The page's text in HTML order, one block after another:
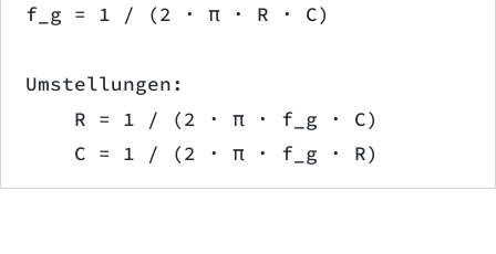
f_g = 1 / (2 · π · R · C)
Umstellungen:
    R = 1 / (2 · π · f_g · C)
    C = 1 / (2 · π · f_g · R)